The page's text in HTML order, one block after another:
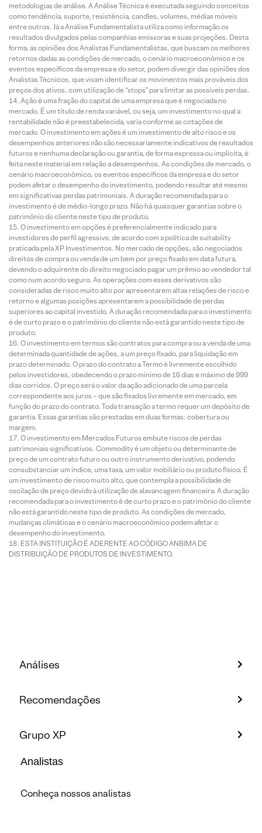
metodologias de análise. A Análise Técnica é executada seguindo conceitos
como tendência, suporte, resistência, candles, volumes, médias móveis
entre outros. Já a Análise Fundamentalista utiliza como informação os
resultados divulgados pelas companhias emissoras e suas projeções. Desta
forma, as opiniões dos Analistas Fundamentalistas, que buscam os melhores
retornos dadas as condições de mercado, o cenário macroeconômico e os
eventos específicos da empresa e do setor, podem divergir das opiniões dos
Analistas Técnicos, que visam identificar os movimentos mais prováveis dos
preços dos ativos, com utilização de “stops” para limitar as possíveis perdas.
Ação é uma fração do capital de uma empresa que é negociada no
mercado. É um título de renda variável, ou seja, um investimento no qual a
rentabilidade não é preestabelecida, varia conforme as cotações de
mercado. O investimento em ações é um investimento de alto risco e os
desempenhos anteriores não são necessariamente indicativos de resultados
futuros e nenhuma declaração ou garantia, de forma expressa ou implícita, é
feita neste material em relação a desempenhos. As condições de mercado, o
cenário macroeconômico, os eventos específicos da empresa e do setor
podem afetar o desempenho do investimento, podendo resultar até mesmo
em significativas perdas patrimoniais. A duração recomendada para o
investimento é de médio-longo prazo. Não há quaisquer garantias sobre o
patrimônio do cliente neste tipo de produto.
O investimento em opções é preferencialmente indicado para
investidores de perfil agressivo, de acordo com a política de suitability
praticada pela XP Investimentos. No mercado de opções, são negociados
direitos de compra ou venda de um bem por preço fixado em data futura,
devendo o adquirente do direito negociado pagar um prêmio ao vendedor tal
como num acordo seguro. As operações com esses derivativos são
consideradas de risco muito alto por apresentarem altas relações de risco e
retorno e algumas posições apresentarem a possibilidade de perdas
superiores ao capital investido. A duração recomendada para o investimento
é de curto prazo e o patrimônio do cliente não está garantido neste tipo de
produto.
O investimento em termos são contratos para compra ou a venda de uma
determinada quantidade de ações, a um preço fixado, para liquidação em
prazo determinado. O prazo do contrato a Termo é livremente escolhido
pelos investidores, obedecendo o prazo mínimo de 16 dias e máximo de 999
dias corridos. O preço será o valor da ação adicionado de uma parcela
correspondente aos juros – que são fixados livremente em mercado, em
função do prazo do contrato. Toda transação a termo requer um depósito de
garantia. Essas garantias são prestadas em duas formas: cobertura ou
margem.
O investimento em Mercados Futuros embute riscos de perdas
patrimoniais significativos. Commodity é um objeto ou determinante de
preço de um contrato futuro ou outro instrumento derivativo, podendo
consubstanciar um índice, uma taxa, um valor mobiliário ou produto físico. É
um investimento de risco muito alto, que contempla a possibilidade de
oscilação de preço devido à utilização de alavancagem financeira. A duração
recomendada para o investimento é de curto prazo e o patrimônio do cliente
não está garantido neste tipo de produto. As condições de mercado,
mudanças climáticas e o cenário macroeconômico podem afetar o
desempenho do investimento.
ESTA INSTITUIÇÃO É ADERENTE AO CÓDIGO ANBIMA DE
DISTRIBUIÇÃO DE PRODUTOS DE INVESTIMENTO.
Análises
Recomendações
Grupo XP
Analistas
Conheça nossos analistas